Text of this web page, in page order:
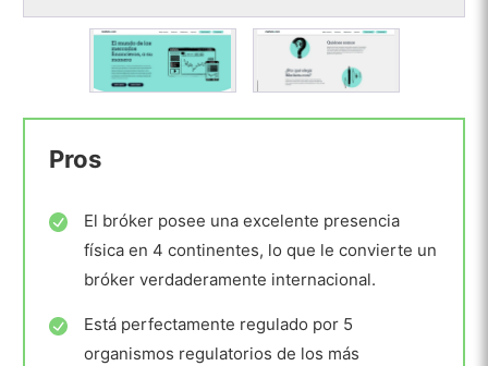
Pros
El bróker posee una excelente presencia
física en 4 continentes, lo que le convierte un
bróker verdaderamente internacional.
Está perfectamente regulado por 5
organismos regulatorios de los más